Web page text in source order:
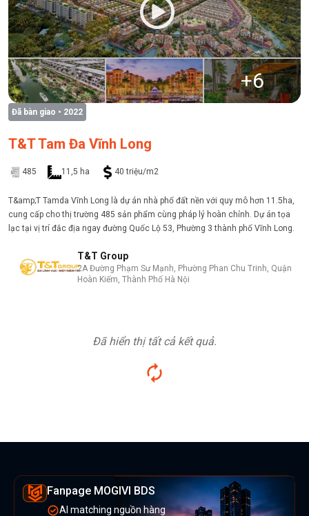
+6
Đã bàn giao • 2022
T&T Tam Đa Vĩnh Long
485 11,5 ha 40 triệu/m2
T&amp;T Tamda Vĩnh Long là dự án nhà phố đất nền với quy mô hơn 11.5ha,
cung cấp cho thị trường 485 sản phẩm cùng pháp lý hoàn chỉnh. Dự án tọa
lạc tại vị trí đắc địa ngay đường Quốc Lộ 53, Phường 3 thành phố Vĩnh Long.
T&T Group
2A Đường Phạm Sư Mạnh, Phường Phan Chu Trinh, Quận
Hoàn Kiếm, Thành Phố Hà Nội
Đã hiển thị tất cả kết quả.
Fanpage MOGIVI BDS
AI matching nguồn hàng